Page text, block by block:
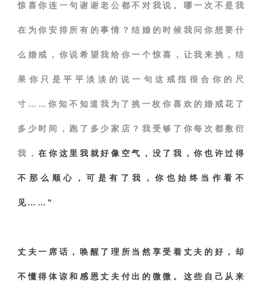
惊喜你连一句谢谢老公都不对我说。哪一次不是我
在为你安排所有的事情？结婚的时候我问你想要什
么婚戒，你说希望我给你一个惊喜，让我来挑，结
果你只是平平淡淡的说一句这戒指很合你的尺
寸……你知不知道我为了挑一枚你喜欢的婚戒花了
多少时间，跑了多少家店？我受够了你每次都敷衍
我，在你这里我就好像空气，没了我，你也许过得
不那么顺心，可是有了我，你也始终当作看不
见……”
丈夫一席话，唤醒了理所当然享受着丈夫的好，却
不懂得体谅和感恩丈夫付出的微微。这些自己从来